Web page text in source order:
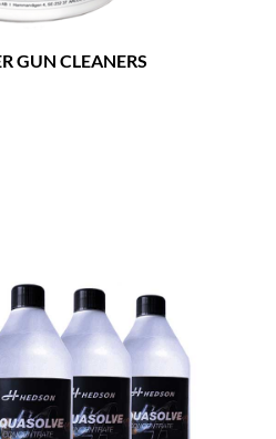
GUN CLEANERS